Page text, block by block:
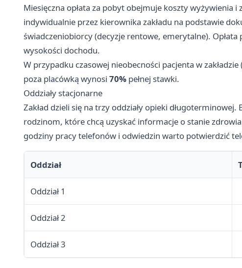
Miesięczna opłata za pobyt obejmuje koszty wyżywienia
indywidualnie przez kierownika zakładu na podstawie
świadczeniobiorcy (decyzje rentowe, emerytalne).
wysokości dochodu.
W przypadku czasowej nieobecności pacjenta w
poza placówką wynosi 70% pełnej stawki.
Oddziały stacjonarne
Zakład dzieli się na trzy oddziały opieki
rodzinom, które chcą uzyskać informacje o stanie
godziny pracy telefonów i odwiedzin warto potwierdzić
Oddział
Oddział 1
Oddział 2
Oddział 3